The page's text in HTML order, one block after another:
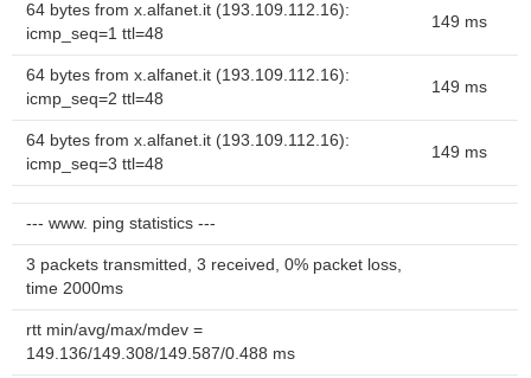
64 bytes from x.alfanet.it (193.109.112.16):
icmp_seq=1 ttl=48
149 ms
64 bytes from x.alfanet.it (193.109.112.16):
icmp_seq=2 ttl=48
149 ms
64 bytes from x.alfanet.it (193.109.112.16):
icmp_seq=3 ttl=48
149 ms
--- www. ping statistics ---
3 packets transmitted, 3 received, 0% packet loss,
time 2000ms
rtt min/avg/max/mdev =
149.136/149.308/149.587/0.488 ms